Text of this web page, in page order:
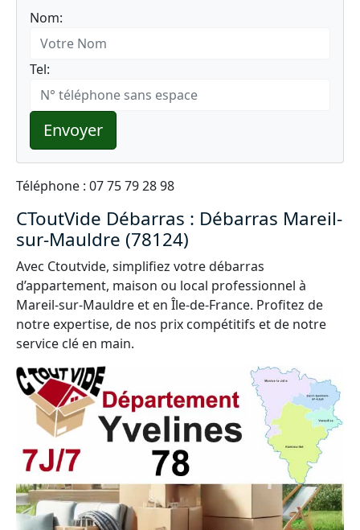
Nom:
Tel:
Envoyer
Téléphone : 07 75 79 28 98
CToutVide Débarras : Débarras Mareil-
sur-Mauldre (78124)
Avec Ctoutvide, simplifiez votre débarras
d’appartement, maison ou local professionnel à
Mareil-sur-Mauldre et en Île-de-France. Profitez de
notre expertise, de nos prix compétitifs et de notre
service clé en main.